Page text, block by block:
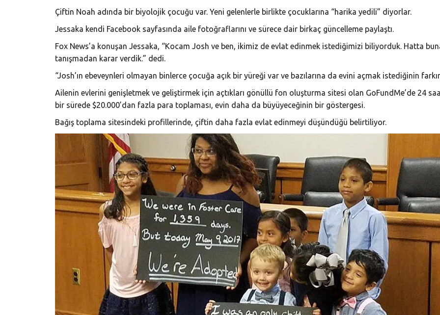
Çiftin Noah adında bir biyolojik çocuğu var. Yeni gelenlerle birlikte çocuklarına “harika yedili” diyorlar.
Jessaka kendi Facebook sayfasında aile fotoğraflarını ve sürece dair birkaç güncelleme paylaştı.
Fox News’a konuşan Jessaka, “Kocam Josh ve ben, ikimiz de evlat edinmek istediğimizi biliyorduk. Hatta
tanışmadan karar verdik.” dedi.
“Josh’ın ebeveynleri olmayan binlerce çocuğa açık bir yüreği var ve bazılarına da evini açmak istediğinin
Ailenin evlerini genişletmek ve geliştirmek için açtıkları gönüllü fon oluşturma sitesi olan GoFundMe’de 24
bir sürede $20.000’dan fazla para toplaması, evin daha da büyüyeceğinin bir göstergesi.
Bağış toplama sitesindeki profillerinde, çiftin daha fazla evlat edinmeyi düşündüğü belirtiliyor.